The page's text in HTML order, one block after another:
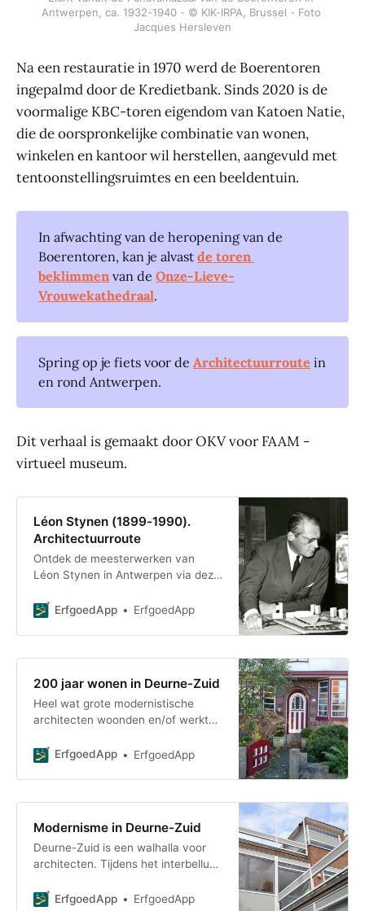
Antwerpen, ca. 1932-1940 - © KIK-IRPA, Brussel - Foto
Jacques Hersleven
Na een restauratie in 1970 werd de Boerentoren
ingepalmd door de Kredietbank. Sinds 2020 is de
voormalige KBC-toren eigendom van Katoen Natie,
die de oorspronkelijke combinatie van wonen,
winkelen en kantoor wil herstellen, aangevuld met
tentoonstellingsruimtes en een beeldentuin.
In afwachting van de heropening van de
Boerentoren, kan je alvastde toren
beklimmen van deOnze-Lieve-
Vrouwekathedraal.
Spring op je fiets voor deArchitectuurroute in
en rond Antwerpen.
Dit verhaal is gemaakt door OKV voor FAAM -
virtueel museum.
Léon Stynen (1899-1990).
Architectuurroute
Ontdek de meesterwerken van
Léon Stynen in Antwerpen via deze
een unieke kijk in zijn archief en
ErfgoedApp ErfgoedApp
200 jaar wonen in Deurne-Zuid
Heel wat grote modernistische
architecten woonden en/of werkten
oudere villa’s en kasteeltjes zijn het
ErfgoedApp ErfgoedApp
Modernisme in Deurne-Zuid
Deurne-Zuid is een walhalla voor
architecten. Tijdens het interbellum
sneltreinvaart volgebouwd. Deze
ErfgoedApp ErfgoedApp